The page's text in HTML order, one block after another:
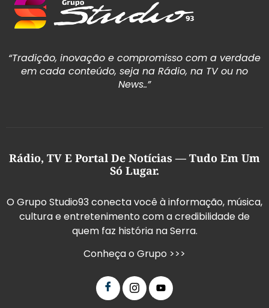
“Tradição, inovação e compromisso com a verdade
em cada conteúdo, seja na Rádio, na TV ou no
News..”
Rádio, TV E Portal De Notícias — Tudo Em Um
Só Lugar.
O Grupo Studio93 conecta você à informação, música,
cultura e entretenimento com a credibilidade de
quem faz história na Serra.
Conheça o Grupo >>>